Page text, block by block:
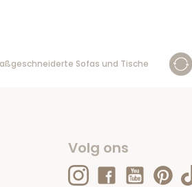
Sofas und Tische
Volg ons